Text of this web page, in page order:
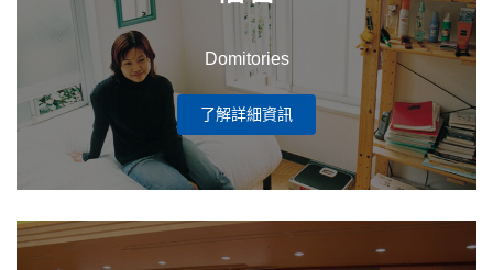
Domitories
了解詳細資訊